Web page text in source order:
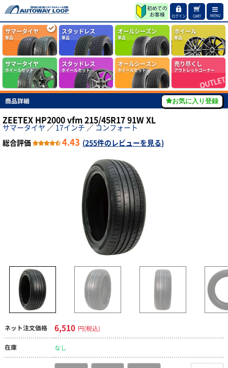
ログイン CART MENU
サマータイヤ
単品
スタッドレス
単品
オールシーズン
単品
ホイール
単品
サマータイヤ
ホイールセット
スタッドレス
ホイールセット
オールシーズン
ホイールセット
売り尽くし
アウトレットコーナー
商品詳細 お気に入り登録
ZEETEX HP2000 vfm 215/45R17 91W XL
サマータイヤ ／ 17インチ ／ コンフォート
総合評価
4.43 (255件のレビューを見る)
ネット注文価格 6,510 円(税込)
在庫 なし